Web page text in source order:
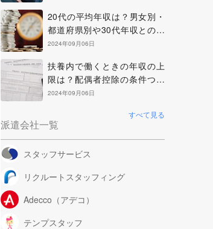
20代の平均年収は？男女別・
都道府県別や30代年収との比
較も紹介
2024年09月06日
扶養内で働くときの年収の上
限は？配偶者控除の条件つい
て解説
2024年09月06日
すべて見る
派遣会社一覧
スタッフサービス
リクルートスタッフィング
Adecco（アデコ）
テンプスタッフ